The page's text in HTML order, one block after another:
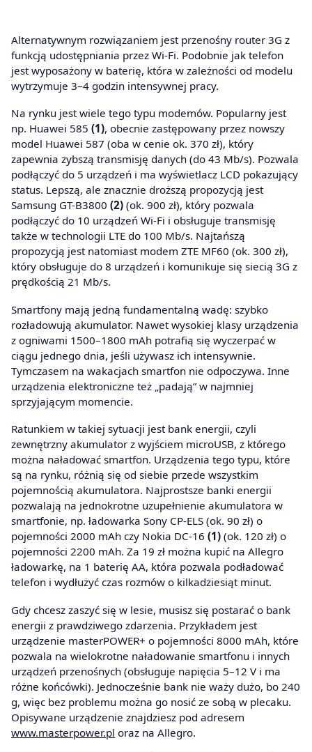
Alternatywnym rozwiązaniem jest przenośny router 3G z
funkcją udostępniania przez Wi-Fi. Podobnie jak telefon
jest wyposażony w baterię, która w zależności od modelu
wytrzymuje 3–4 godzin intensywnej pracy.
Na rynku jest wiele tego typu modemów. Popularny jest
np. Huawei 585 (1), obecnie zastępowany przez nowszy
model Huawei 587 (oba w cenie ok. 370 zł), który
zapewnia zybszą transmisję danych (do 43 Mb/s). Pozwala
podłączyć do 5 urządzeń i ma wyświetlacz LCD pokazujący
status. Lepszą, ale znacznie droższą propozycją jest
Samsung GT-B3800 (2) (ok. 900 zł), który pozwala
podłączyć do 10 urządzeń Wi-Fi i obsługuje transmisję
także w technologii LTE do 100 Mb/s. Najtańszą
propozycją jest natomiast modem ZTE MF60 (ok. 300 zł),
który obsługuje do 8 urządzeń i komunikuje się siecią 3G z
prędkością 21 Mb/s.
Smartfony mają jedną fundamentalną wadę: szybko
rozładowują akumulator. Nawet wysokiej klasy urządzenia
z ogniwami 1500–1800 mAh potrafią się wyczerpać w
ciągu jednego dnia, jeśli używasz ich intensywnie.
Tymczasem na wakacjach smartfon nie odpoczywa. Inne
urządzenia elektroniczne też „padają” w najmniej
sprzyjającym momencie.
Ratunkiem w takiej sytuacji jest bank energii, czyli
zewnętrzny akumulator z wyjściem microUSB, z którego
można naładować smartfon. Urządzenia tego typu, które
są na rynku, różnią się od siebie przede wszystkim
pojemnością akumulatora. Najprostsze banki energii
pozwalają na jednokrotne uzupełnienie akumulatora w
smartfonie, np. ładowarka Sony CP-ELS (ok. 90 zł) o
pojemności 2000 mAh czy Nokia DC-16 (1) (ok. 120 zł) o
pojemności 2200 mAh. Za 19 zł można kupić na Allegro
ładowarkę, na 1 baterię AA, która pozwala podładować
telefon i wydłużyć czas rozmów o kilkadziesiąt minut.
Gdy chcesz zaszyć się w lesie, musisz się postarać o bank
energii z prawdziwego zdarzenia. Przykładem jest
urządzenie masterPOWER+ o pojemności 8000 mAh, które
pozwala na wielokrotne naładowanie smartfonu i innych
urządzeń przenośnych (obsługuje napięcia 5–12 V i ma
różne końcówki). Jednocześnie bank nie waży dużo, bo 240
g, więc bez problemu można go nosić ze sobą w plecaku.
Opisywane urządzenie znajdziesz pod adresem
www.masterpower.pl oraz na Allegro.